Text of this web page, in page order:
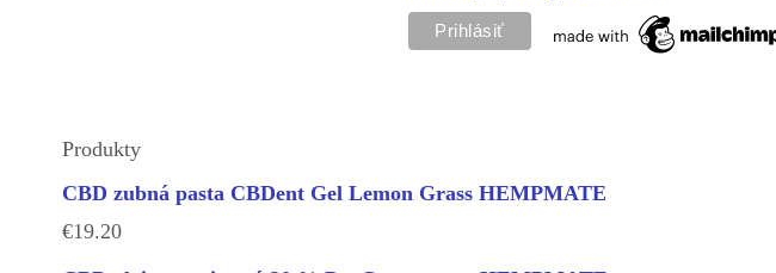
Produkty
CBD zubná pasta CBDent Gel Lemon Grass HEMPMATE
€19.20